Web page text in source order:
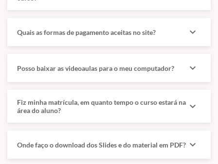
2 Conceitos básicos de sistemas operacionais – todas as aulas
disponíveis
Suites de Escritório – 30/06/2025
Quais as formas de pagamento aceitas no site? expand_more
Posso baixar as videoaulas para o meu computador? expand_more
Fiz minha matrícula, em quanto tempo o curso estará na
área do aluno?
expand_more
Onde faço o download dos Slides e do material em PDF? expand_more